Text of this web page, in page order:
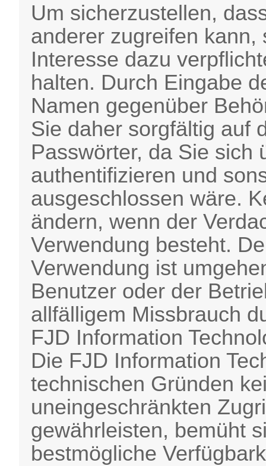
Um sicherzustellen,
anderer zugreifen
Interesse dazu
halten. Durch Eingabe
Namen gegenüber
Sie daher sorgfältig auf
Passwörter, da Sie sich
authentifizieren und
ausgeschlossen wäre.
ändern, wenn der
Verwendung besteht.
Verwendung ist
Benutzer oder der
allfälligem Missbrauch
FJD Information
Die FJD Information
technischen Gründen
uneingeschränkten
gewährleisten, bemüht
bestmögliche